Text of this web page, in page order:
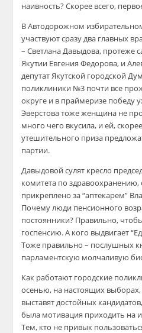
наивность? Скорее всего,
В Автодорожном
участвуют сразу два главных
– Светлана Давыдова, протеже
Якутии Евгения Федорова, и
депутат Якутской городской
поликлиники №3 почти все
округе и в праймеризе победу
Эверстова тоже женщина не
много чего вкусила, и ей,
утешительного приза
партии.
Давыдовой сулят кресло
комитета по здравоохранению,
прикреплено за “аптекарем”
Почему люди пенсионного
постоянники? Правильно,
госпенсию. А кого выдвигает
Тоже правильно – послушных
парламентскую молчаливую
Как работают городские
осенью, на настоящих
выставят достойных
была мотивация приходить на
Тем, кто не привык